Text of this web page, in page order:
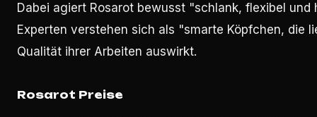
Dabei agiert Rosarot bewusst "schlank, flexibel
Experten verstehen sich als "smarte Köpfchen, die
Qualität ihrer Arbeiten auswirkt.
Rosarot Preise